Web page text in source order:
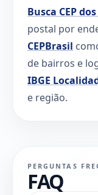
Busca CEP
postal por
CEPBrasil
de bairros e
IBGE
e região.
PERGUNTAS
FAQ